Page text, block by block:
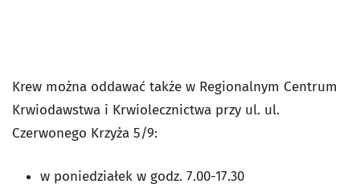
Krew można oddawać także w Regionalnym Centrum
Krwiodawstwa i Krwiolecznictwa przy ul. ul.
Czerwonego Krzyża 5/9:
w poniedziałek w godz. 7.00-17.30